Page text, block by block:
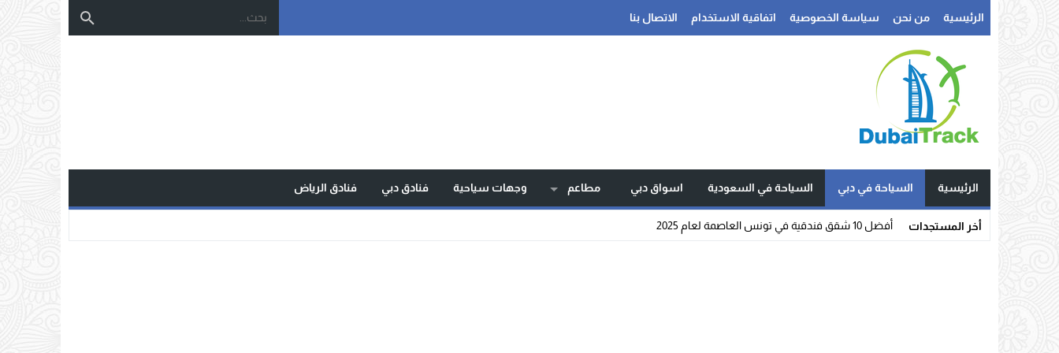
الرئيسية من نحن سياسة الخصوصية اتفاقية الاستخدام الاتصال بنا
الرئيسية السياحة في دبي السياحة في السعودية اسواق دبي مطاعم وجهات سياحية فنادق دبي فنادق الرياض
أخر المستجدات شقق فن_